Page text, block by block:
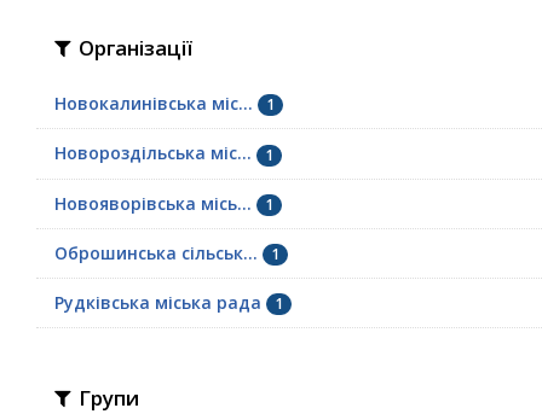
Організації
Новокалинівська міс... 1
Новороздільська міс... 1
Новояворівська місь... 1
Оброшинська сільськ... 1
Рудківська міська рада 1
Групи